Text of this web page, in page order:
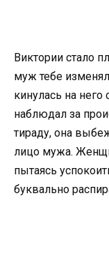
Виктории стало
муж тебе
кинулась на
наблюдал за
тираду, она
лицо мужа.
пытаясь
буквально